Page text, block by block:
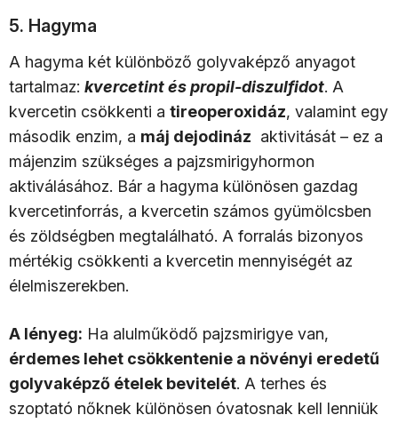
5. Hagyma
A hagyma két különböző golyvaképző anyagot
tartalmaz: kvercetint és propil-diszulfidot. A
kvercetin csökkenti a tireoperoxidáz, valamint egy
második enzim, a máj dejodináz aktivitását – ez a
májenzim szükséges a pajzsmirigyhormon
aktiválásához. Bár a hagyma különösen gazdag
kvercetinforrás, a kvercetin számos gyümölcsben
és zöldségben megtalálható. A forralás bizonyos
mértékig csökkenti a kvercetin mennyiségét az
élelmiszerekben.
A lényeg: Ha alulműködő pajzsmirigye van,
érdemes lehet csökkentenie a növényi eredetű
golyvaképző ételek bevitelét. A terhes és
szoptató nőknek különösen óvatosnak kell lenniük